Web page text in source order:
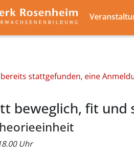
stattgefunden, eine
beweglich, fit und
Uhr